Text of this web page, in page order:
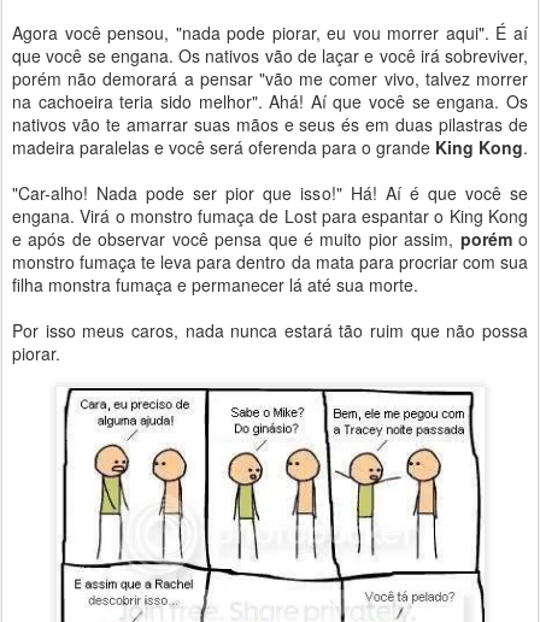
Agora você pensou, "nada pode piorar, eu vou morrer aqui". É aí
que você se engana. Os nativos vão de laçar e você irá sobreviver,
porém não demorará a pensar "vão me comer vivo, talvez morrer
na cachoeira teria sido melhor". Ahá! Aí que você se engana. Os
nativos vão te amarrar suas mãos e seus és em duas pilastras de
madeira paralelas e você será oferenda para o grande King Kong.
"Car-alho! Nada pode ser pior que isso!" Há! Aí é que você se
engana. Virá o monstro fumaça de Lost para espantar o King Kong
e após de observar você pensa que é muito pior assim, porémo
monstro fumaça te leva para dentro da mata para procriar com sua
filha monstra fumaça e permanecer lá até sua morte.
Por isso meus caros, nada nunca estará tão ruim que não possa
piorar.